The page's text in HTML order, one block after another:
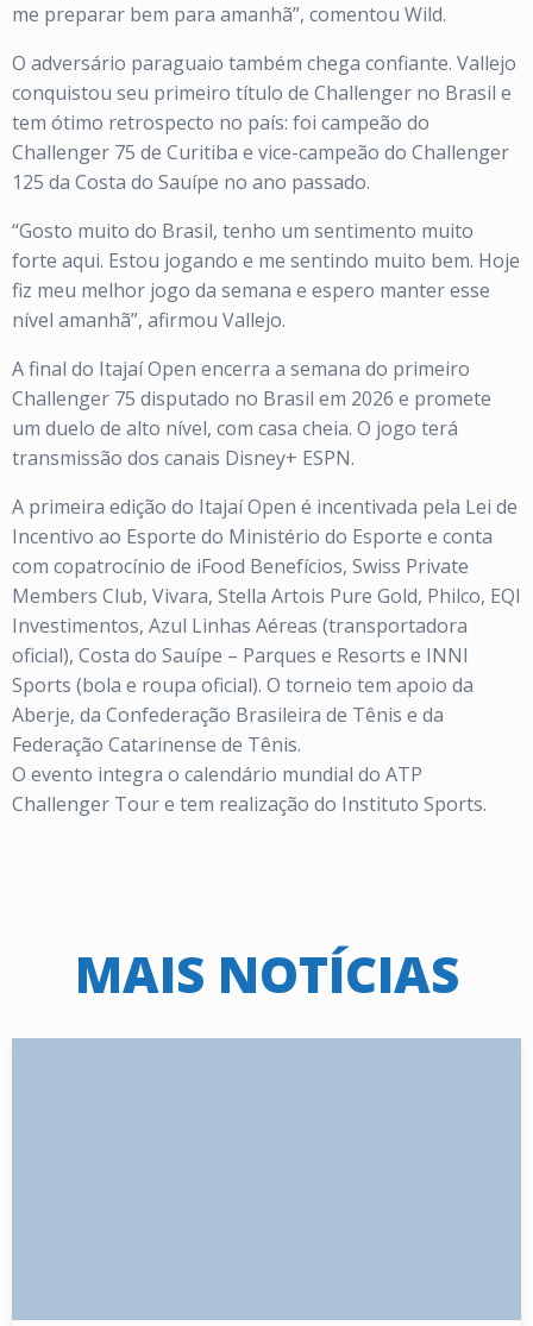
me preparar bem para amanhã”, comentou Wild.
O adversário paraguaio também chega confiante. Vallejo
conquistou seu primeiro título de Challenger no Brasil e
tem ótimo retrospecto no país: foi campeão do
Challenger 75 de Curitiba e vice-campeão do Challenger
125 da Costa do Sauípe no ano passado.
“Gosto muito do Brasil, tenho um sentimento muito
forte aqui. Estou jogando e me sentindo muito bem. Hoje
fiz meu melhor jogo da semana e espero manter esse
nível amanhã”, afirmou Vallejo.
A final do Itajaí Open encerra a semana do primeiro
Challenger 75 disputado no Brasil em 2026 e promete
um duelo de alto nível, com casa cheia. O jogo terá
transmissão dos canais Disney+ ESPN.
A primeira edição do Itajaí Open é incentivada pela Lei de
Incentivo ao Esporte do Ministério do Esporte e conta
com copatrocínio de iFood Benefícios, Swiss Private
Members Club, Vivara, Stella Artois Pure Gold, Philco, EQI
Investimentos, Azul Linhas Aéreas (transportadora
oficial), Costa do Sauípe – Parques e Resorts e INNI
Sports (bola e roupa oficial). O torneio tem apoio da
Aberje, da Confederação Brasileira de Tênis e da
Federação Catarinense de Tênis.
O evento integra o calendário mundial do ATP
Challenger Tour e tem realização do Instituto Sports.
MAIS NOTÍCIAS